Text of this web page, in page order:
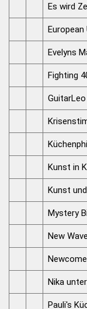
Es wird
European
Evelyns
Fighting
GuitarLeo
Kunst in
Kunst
Mystery
New
Nika
Pauli's